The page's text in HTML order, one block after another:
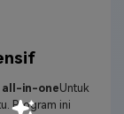
all-in-oneUntuk
Program ini